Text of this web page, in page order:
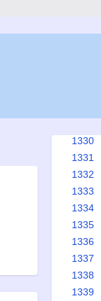
1330
1331
1332
1333
1334
1335
1336
1337
1338
1339